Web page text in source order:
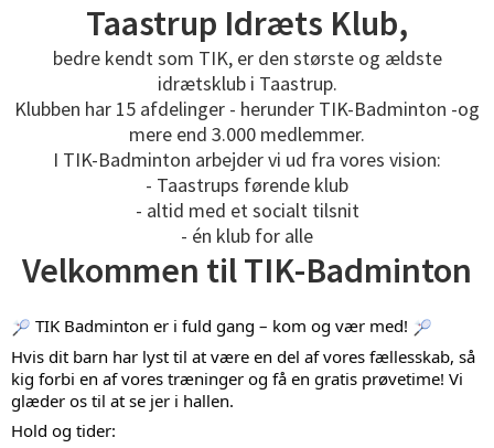
Taastrup Idræts Klub,
bedre kendt som TIK, er den største og ældste
idrætsklub i Taastrup.
Klubben har 15 afdelinger - herunder TIK-Badminton -og
mere end 3.000 medlemmer.
I TIK-Badminton arbejder vi ud fra vores vision:
- Taastrups førende klub
- altid med et socialt tilsnit
- én klub for alle
Velkommen til TIK-Badminton
TIK Badminton er i fuld gang – kom og vær med!
Hvis dit barn har lyst til at være en del af vores fællesskab, så
kig forbi en af vores træninger og få en gratis prøvetime! Vi
glæder os til at se jer i hallen.
Hold og tider: